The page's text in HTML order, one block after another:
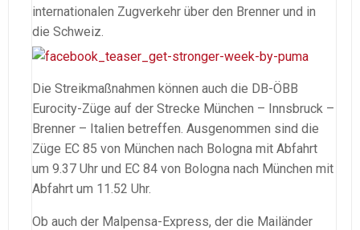
internationalen Zugverkehr über den Brenner und in
die Schweiz.
Die Streikmaßnahmen können auch die DB-ÖBB
Eurocity-Züge auf der Strecke München – Innsbruck –
Brenner – Italien betreffen. Ausgenommen sind die
Züge EC 85 von München nach Bologna mit Abfahrt
um 9.37 Uhr und EC 84 von Bologna nach München mit
Abfahrt um 11.52 Uhr.
Ob auch der Malpensa-Express, der die Mailänder